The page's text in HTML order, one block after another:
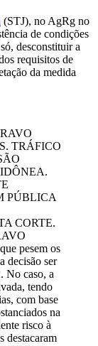
(STJ), no AgRg no
de condições
desconstituir a
requisitos de
da medida
TRÁFICO
PÚBLICA
CORTE.
pesem os
decisão ser
No caso, a
tendo
com base
na
risco à
destacaram